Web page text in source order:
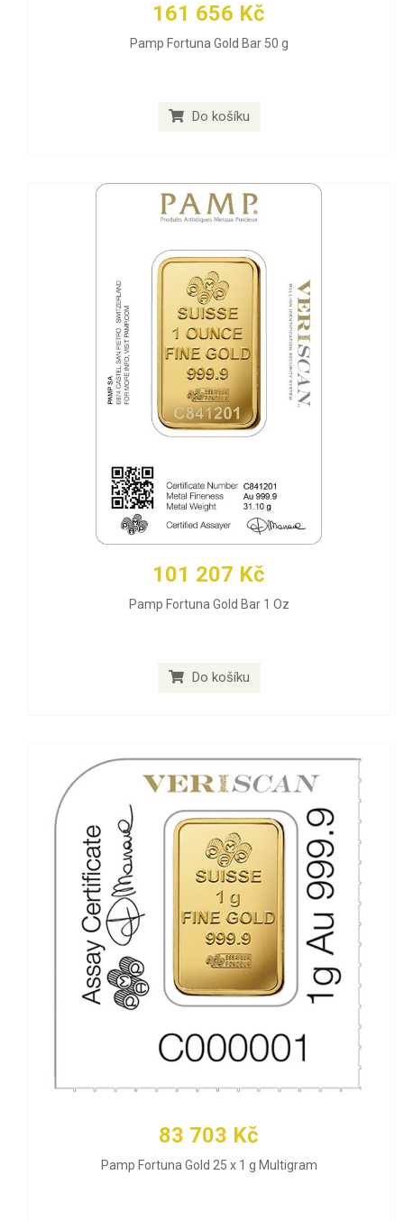
161 656 Kč
Pamp Fortuna Gold Bar 50 g
Do košíku
101 207 Kč
Pamp Fortuna Gold Bar 1 Oz
Do košíku
83 703 Kč
Pamp Fortuna Gold 25 x 1 g Multigram